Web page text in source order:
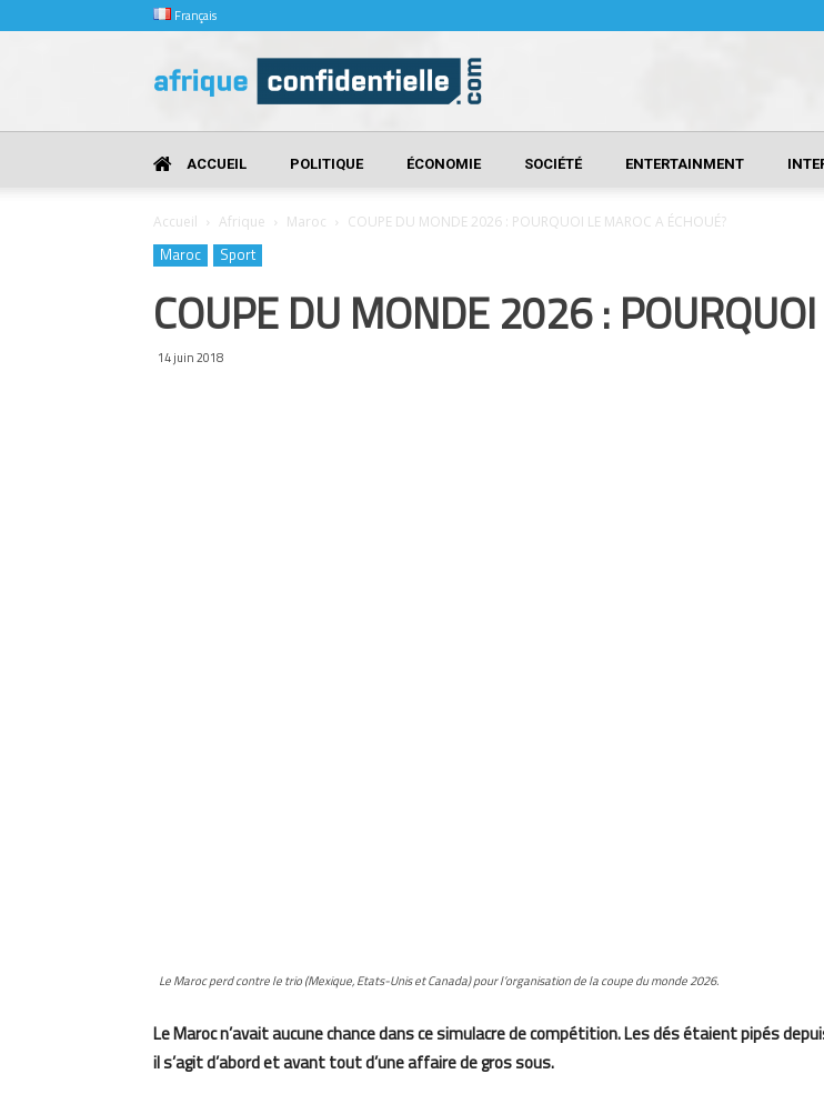
Français
Confidentielle
ACCUEIL POLITIQUE ÉCONOMIE SOCIÉTÉ ENTERTAINMENT
Accueil Afrique Maroc COUPE DU MONDE 2026 : POURQUOI LE MAROC A ÉCHOUÉ?
Maroc Sport
COUPE DU MONDE 2026 :
14 juin 2018
Le Maroc perd contre le trio (Mexique, Etats-Unis et Canada) pour l’organisation de la coupe du monde 2026.
Le Maroc n’avait aucune chance dans ce simulacre de compétition. Les dés étaient pipés
il s’agit d’abord et avant tout d’une affaire de gros sous.